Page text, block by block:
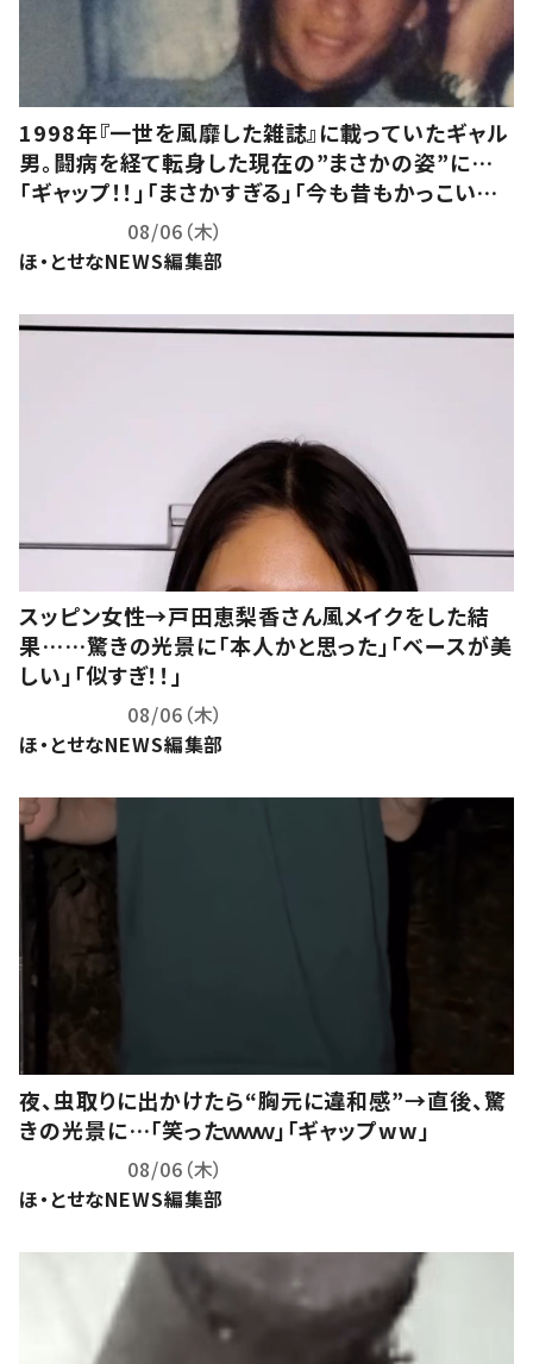
1998年『一世を風靡した雑誌』に載っていたギャル
男。闘病を経て転身した現在の”まさかの姿”に…
「ギャップ！！」「まさかすぎる」「今も昔もかっこいい」
「素晴らしい」08/06（木）
ほ・とせなNEWS編集部
スッピン女性→戸田恵梨香さん風メイクをした結
果……驚きの光景に「本人かと思った」「ベースが美
しい」「似すぎ！！」
08/06（木）
ほ・とせなNEWS編集部
夜、虫取りに出かけたら“胸元に違和感”→直後、驚
きの光景に…「笑ったｗｗｗ」「ギャップww」
08/06（木）
ほ・とせなNEWS編集部